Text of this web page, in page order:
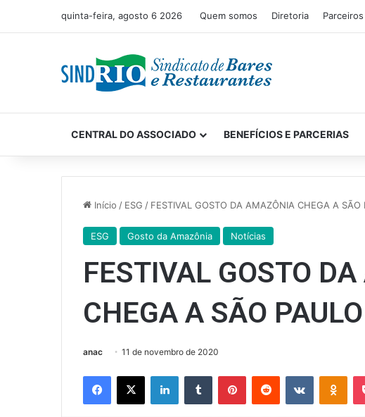
quinta-feira, agosto 6 2026 Quem somos Diretoria
CENTRAL DO ASSOCIADO BENEFÍCIOS E PARCERIAS
Início / ESG / FESTIVAL GOSTO DA AMAZÔNIA CHEGA A SÃO
ESG Gosto da Amazônia Notícias
FESTIVAL GOSTO
CHEGA A SÃO PAULO
anac 11 de novembro de 2020
Facebook
X LinkedinTumblr PinterestReddit VK OK